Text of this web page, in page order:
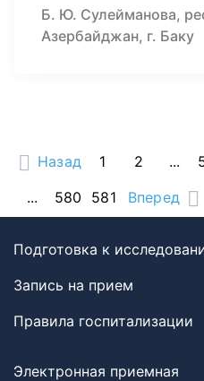
Б. Ю. Сулейманова,
Азербайджан, г. Баку
Назад 1 2 ...
...
580 581 Вперед
Подготовка к
Запись на прием
Правила госпитализации
Электронная приемная